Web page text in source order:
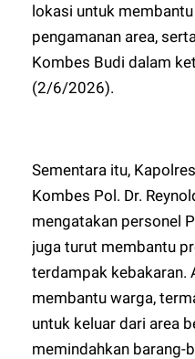
lokasi untuk
pengamanan area,
Kombes Budi dalam
(2/6/2026).
Sementara itu,
Kombes Pol. Dr.
mengatakan personel
juga turut membantu
terdampak kebakaran.
membantu warga,
untuk keluar dari area
memindahkan barang-